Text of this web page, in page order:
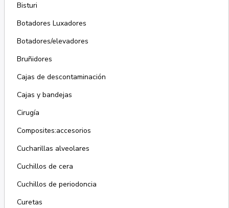
Bisturi
Botadores Luxadores
Botadores/elevadores
Bruñidores
Cajas de descontaminación
Cajas y bandejas
Cirugía
Composites:accesorios
Cucharillas alveolares
Cuchillos de cera
Cuchillos de periodoncia
Curetas